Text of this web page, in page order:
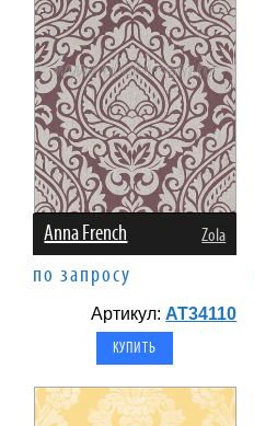
Anna French Zola
по запросу
Артикул: AT34110